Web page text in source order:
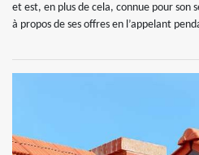
et est, en plus de cela, connue pour son
à propos de ses offres en l’appelant